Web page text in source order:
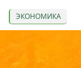
ЭКОНОМИКА